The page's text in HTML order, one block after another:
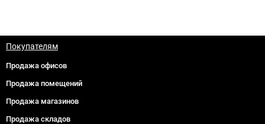
Покупателям
Продажа офисов
Продажа помещений
Продажа магазинов
Продажа складов